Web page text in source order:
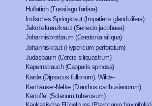
Huflatich (Tussilago farfara)
Indisches Springkraut (Impatiens glandulifera)
Jakobskreuzkraut (Senecio jacobaea)
Johannisbrotbaum (Ceratonia siliqua)
Johanniskraut (Hypericum perforatum)
Judasbaum (Cercis siliquastrum)
Kapernstrauch (Capparis spinosa)
Karde (Dipsacus fullonum), Wilde-
Karthäuser-Nelke (Dianthus carthusianorum)
Kartoffel (Solanum tuberosum)